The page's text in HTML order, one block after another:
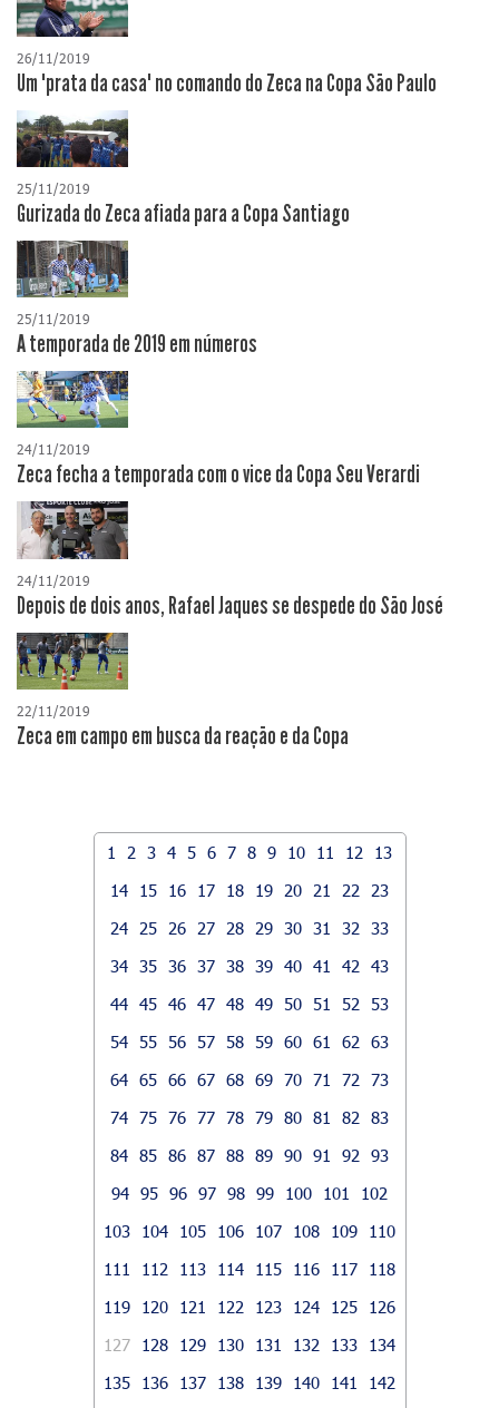
26/11/2019
Um "prata da casa" no comando do Zeca na Copa São Paulo
25/11/2019
Gurizada do Zeca afiada para a Copa Santiago
25/11/2019
A temporada de 2019 em números
24/11/2019
Zeca fecha a temporada com o vice da Copa Seu Verardi
24/11/2019
Depois de dois anos, Rafael Jaques se despede do São José
22/11/2019
Zeca em campo em busca da reação e da Copa
1 2 3 4 5 6 7 8 9 10 11 12
13
14
15 16 17 18 19 20 21 22
23
24
25 26 27 28 29 30 31 32
33
34 35 36 37 38 39 40 41 42
43
44 45 46 47 48 49 50 51 52
53
54 55 56 57 58 59 60 61 62
63
64 65 66 67 68 69 70 71 72
73
74 75 76 77 78 79 80 81 82
83
84 85 86 87 88 89 90 91 92
93
94 95 96 97 98 99 100 101
102
103
104 105 106 107 108 109
110
111
112 113 114 115 116 117
118
119
120 121 122 123 124 125
126
127
128 129 130 131 132 133
134
135
136 137 138 139 140 141
142